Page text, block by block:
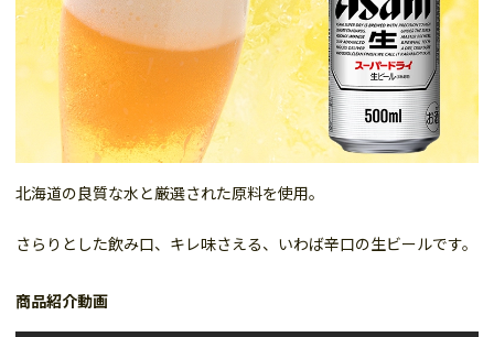
北海道の良質な水と厳選された原料を使用。
さらりとした飲み口、キレ味さえる、いわば辛口の生ビールです。
商品紹介動画